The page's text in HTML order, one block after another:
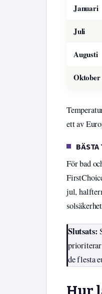
Januari
Juli
Augusti
Oktober
ett av
BÄSTA
För bad
jul,
Slutsats:
de flesta